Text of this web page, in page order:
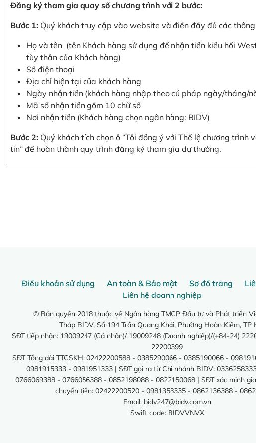
Đăng ký tham gia quay số chương trình với 2 bước:
Bước 1: Quý khách truy cập vào website và điền đầy đủ các
Họ và tên (tên Khách hàng sử dụng để nhận tiền kiều hối
tùy thân của Khách hàng)
Số điện thoại
Địa chỉ hiện tại của khách hàng
Ngày nhận tiền (khách hàng nhập theo cú pháp ngày/tháng/
Mã số nhận tiền gồm 10 chữ số
Nơi nhận tiền (Khách hàng chọn ngân hàng: BIDV)
Bước 2: Quý khách tích chọn ô “Tôi đồng ý với Thể lệ chương trình
tin” để hoàn thành quy trình đăng ký tham gia dự thưởng.
Điều khoản sử dụng An toàn & Bảo mật Sơ đồ trang
Liên hệ doanh nghiệp
© Bản quyền 2018 thuộc về Ngân hàng TMCP Đầu tư và Phát triển
Tháp BIDV, Số 194 Trần Quang Khải, Phường Hoàn Kiếm, TP
SĐT tiếp nhận: 19009247 (Cá nhân)/ 19009248 (Doanh nghiệp)/(+84-24)
22200399
SĐT Tổng đài TTCSKH: 02422200588 - 0385290066 - 0385190066 -
0981915333 - 0981951333 | SĐT gọi ra từ Chi nhánh BIDV:
0766069388 - 0766056388 - 0852198088 - 0822150068 | SĐT xác minh
chuyển tiền: 02422200520 - 0981358335 - 0862136388 -
Email: bidv247@bidv.com.vn
Swift code: BIDVVNVX